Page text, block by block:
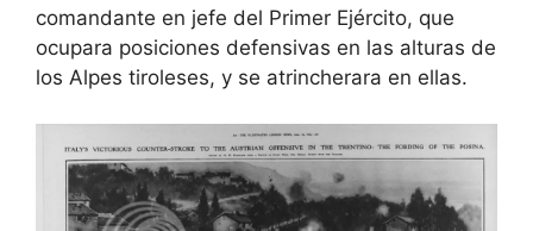
comandante en jefe del Primer Ejército, que
ocupara posiciones defensivas en las alturas de
los Alpes tiroleses, y se atrincherara en ellas.